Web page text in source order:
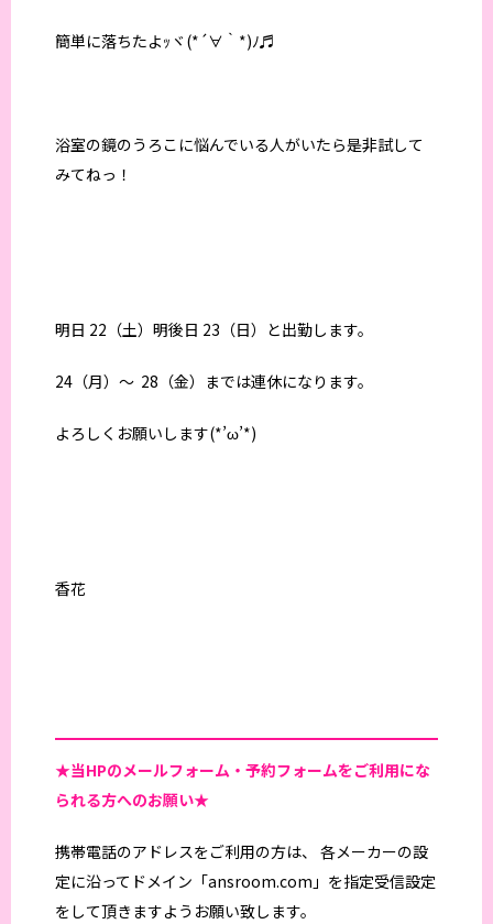
簡単に落ちたよｯヾ(*´∀｀*)ﾉ♬
浴室の鏡のうろこに悩んでいる人がいたら是非試して
みてねっ！
明日 22（土）明後日 23（日）と出勤します。
24（月）～ 28（金）までは連休になります。
よろしくお願いします(*’ω’*)
香花
★当HPのメールフォーム・予約フォームをご利用にな
られる方へのお願い★
携帯電話のアドレスをご利用の方は、 各メーカーの設
定に沿ってドメイン「ansroom.com」を指定受信設定
をして頂きますようお願い致します。